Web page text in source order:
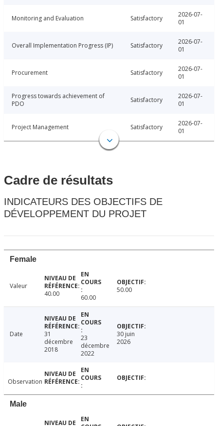
Monitoring and Evaluation Satisfactory
2026-07-
01
Overall Implementation Progress (IP) Satisfactory
2026-07-
01
Procurement Satisfactory
2026-07-
01
Progress towards achievement of
PDO
Satisfactory
2026-07-
01
Project Management Satisfactory
2026-07-
01
Cadre de résultats
INDICATEURS DES OBJECTIFS DE
DÉVELOPPEMENT DU PROJET
Female
Valeur
40.00
60.00
50.00
Date
31
décembre
2018
23
décembre
2022
30 juin
2026
Observation
Male